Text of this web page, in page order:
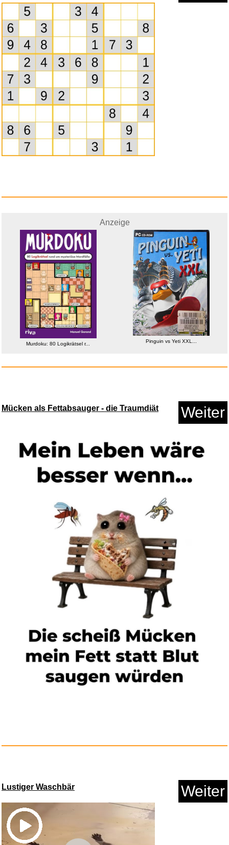
Murdoku: 80 Logikrätsel r...
100 Papierdrachen mit einfache...
Anzeige
flexi® Xtreme L Hunde Roll-Le...
Anzeige
In den Schluchten des Balkan...
Anzeige
Anzeige
Murdoku: 80 Logikrätsel r... Pinguin vs Yeti XXL...
Mücken als Fettabsauger - die Traumdiät Weiter
Lustiger Waschbär Weiter